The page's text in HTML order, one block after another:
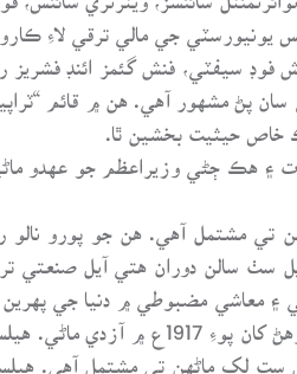
يونيورسٽي جي مالي ترقي لاءِ
فوڊ سيفٽي، فنش گئمز ائنڊ
پڻ مشهور آهي. هن ۾ قائم
خاص حيثيت بخشين ٿا.
۽ هڪ ڄڻي وزيراعظم جو عهدو
تي مشتمل آهي. هن جو پورو نالو
سٺ سالن دوران هتي آيل
۽ معاشي مضبوطي ۾ دنيا جي
سوئيڊن ائمپائير ۽ رشن
لک ماڻهن تي مشتمل آهي.